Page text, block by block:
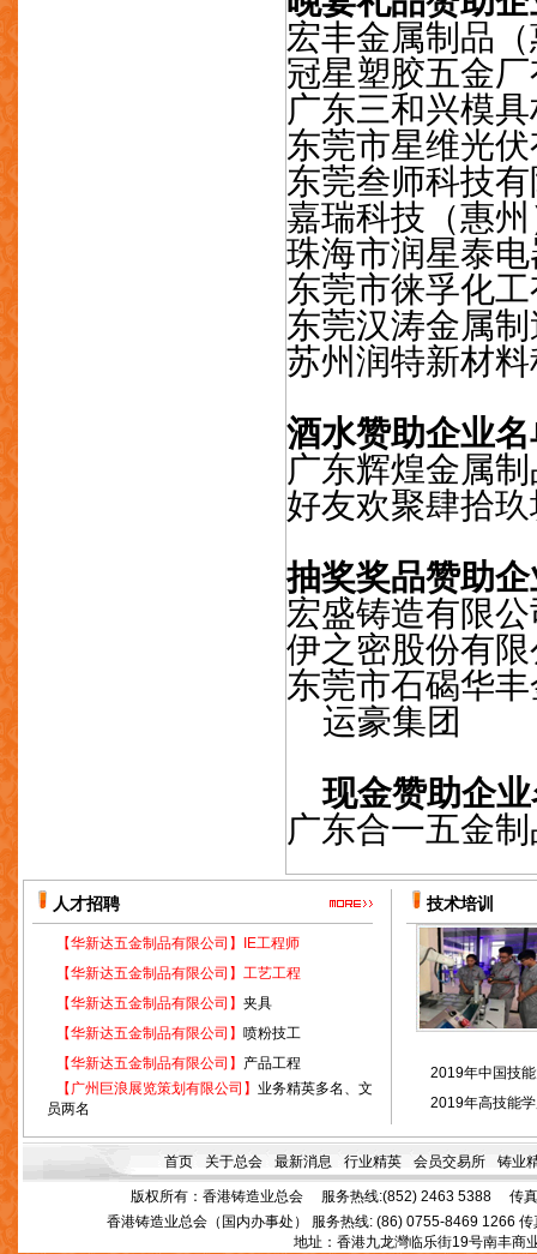
宏丰金属制品
冠星塑胶五金
广东三和兴模
东莞市星维光
东莞叁师科技
嘉瑞科技（惠
珠海市润星泰
东莞市徕孚化
东莞汉涛金属
苏州润特新材
酒水赞助企业
广东辉煌金属
好友欢聚肆拾
抽奖奖品赞助
宏盛铸造有限
伊之密股份有
东莞市石碣华
运豪集团
现金赞助企
广东合一五金
人才招聘
【华新达五金制品有限公司】
IE工程师
【华新达五金制品有限公司】 工艺工程
【华新达五金制品有限公司】 夹具
【华新达五金制品有限公司】 喷粉技工
【华新达五金制品有限公司】
产品工程
【广州巨浪展览策划有限公司】 业务精英多名、文
员两名
技术培训
2019年中国技能
2019年高技能
首页 关于总会 最新消息 行业精英 会员交易所 铸业
版权所有：香港铸造业总会 服务热线:(852) 2463 5388 传
香港铸造业总会（国内办事处） 服务热线: (86) 0755-8469 1266
地址：香港九龙灣临乐街19号南丰